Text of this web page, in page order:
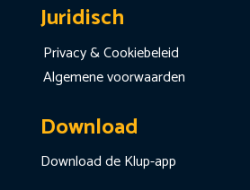
Juridisch
Privacy & Cookiebeleid
Algemene voorwaarden
Download
Download de Klup-app